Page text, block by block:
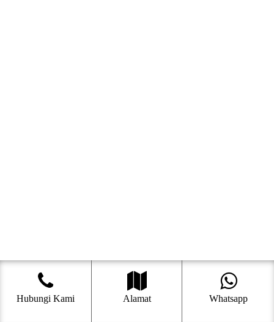
Hubungi Kami Alamat Whatsapp